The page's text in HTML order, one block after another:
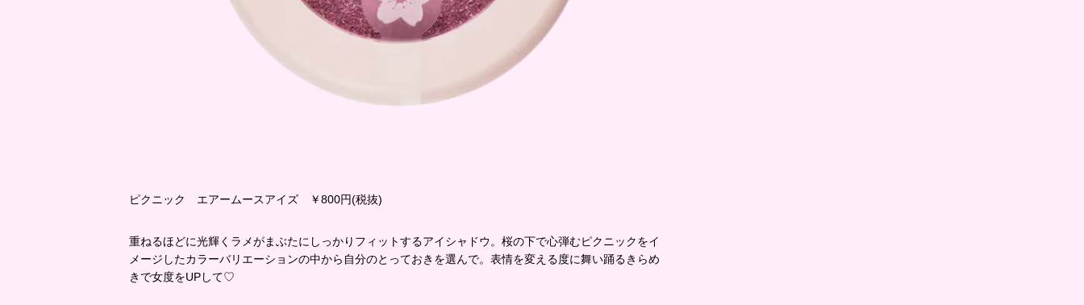
ピクニック エアームースアイズ ￥800円(税抜)
重ねるほどに光輝くラメがまぶたにしっかりフィットするアイシャドウ。桜の下で心弾むピクニックをイ
メージしたカラーバリエーションの中から自分のとっておきを選んで。表情を変える度に舞い踊るきらめ
きで女度をUPして♡